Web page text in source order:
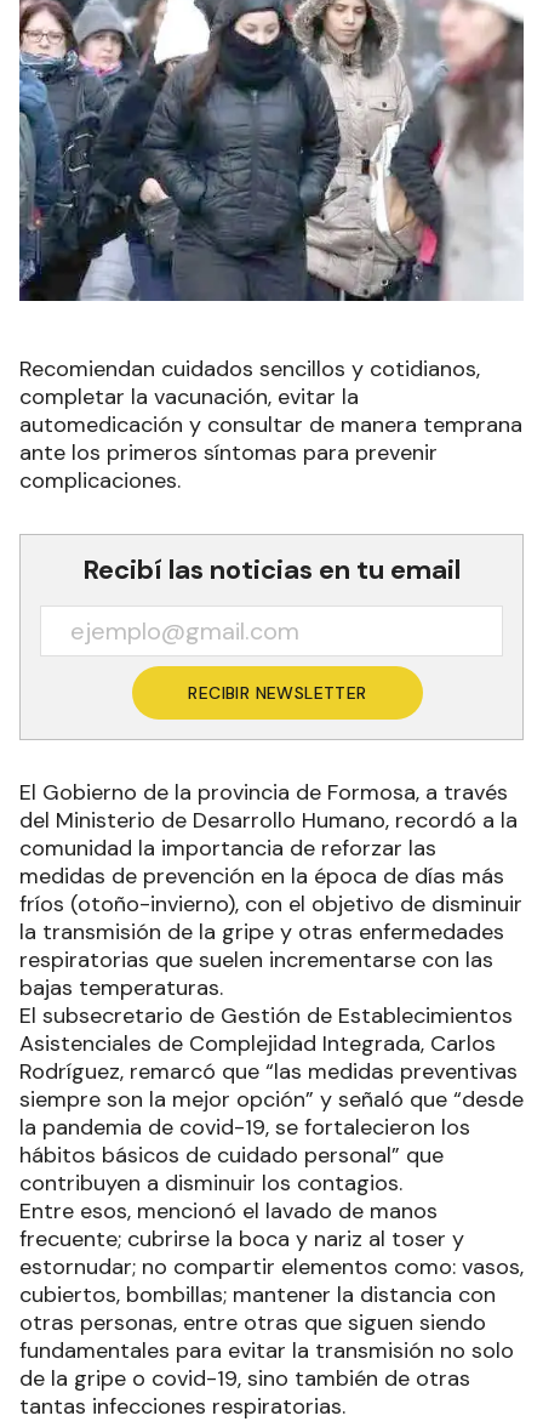
Recomiendan cuidados sencillos y cotidianos,
completar la vacunación, evitar la
automedicación y consultar de manera temprana
ante los primeros síntomas para prevenir
complicaciones.
Recibí las noticias en tu email
RECIBIR NEWSLETTER
El Gobierno de la provincia de Formosa, a través
del Ministerio de Desarrollo Humano, recordó a la
comunidad la importancia de reforzar las
medidas de prevención en la época de días más
fríos (otoño-invierno), con el objetivo de disminuir
la transmisión de la gripe y otras enfermedades
respiratorias que suelen incrementarse con las
bajas temperaturas.
El subsecretario de Gestión de Establecimientos
Asistenciales de Complejidad Integrada, Carlos
Rodríguez, remarcó que “las medidas preventivas
siempre son la mejor opción” y señaló que “desde
la pandemia de covid-19, se fortalecieron los
hábitos básicos de cuidado personal” que
contribuyen a disminuir los contagios.
Entre esos, mencionó el lavado de manos
frecuente; cubrirse la boca y nariz al toser y
estornudar; no compartir elementos como: vasos,
cubiertos, bombillas; mantener la distancia con
otras personas, entre otras que siguen siendo
fundamentales para evitar la transmisión no solo
de la gripe o covid-19, sino también de otras
tantas infecciones respiratorias.